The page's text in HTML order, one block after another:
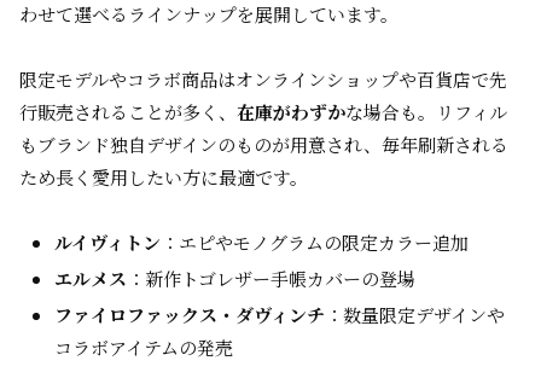
わせて選べるラインナップを展開しています。
限定モデルやコラボ商品はオンラインショップや百貨店で先
行販売されることが多く、 在庫がわずかな場合も。リフィル
もブランド独自デザインのものが用意され、毎年刷新される
ため長く愛用したい方に最適です。
ルイヴィトン ：エピやモノグラムの限定カラー追加
エルメス ：新作トゴレザー手帳カバーの登場
ファイロファックス・ダヴィンチ ：数量限定デザインや
コラボアイテムの発売